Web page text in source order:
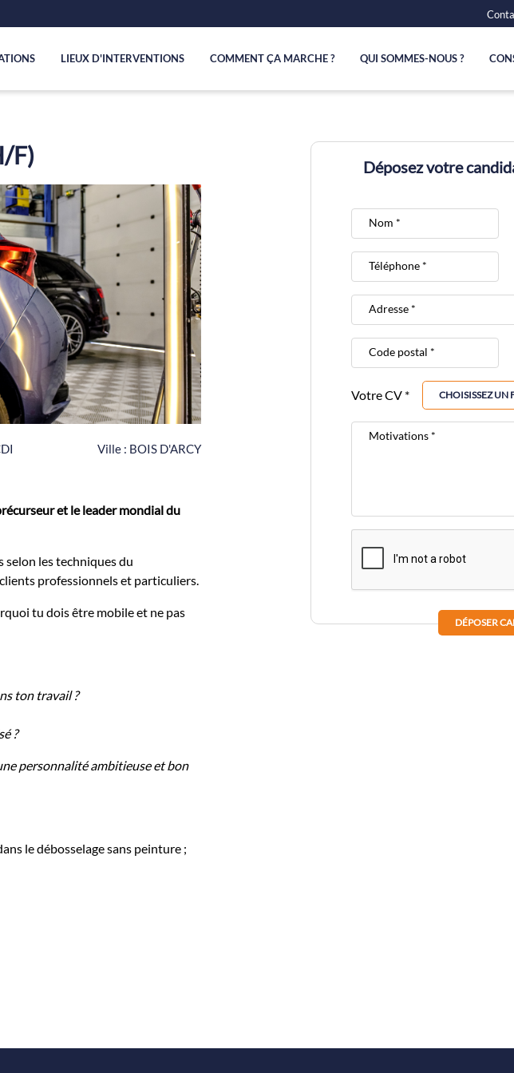
LIEUX D'INTERVENTIONS COMMENT ÇA MARCHE ? QUI SOMMES-NOUS ?
F)
Ville : BOIS D'ARCY
et le leader mondial du
les techniques du
professionnels et particuliers.
tu dois être mobile et ne pas
ton travail ?
?
personnalité ambitieuse et bon
le débosselage sans peinture ;
Déposez votre
Nom *
Téléphone *
Adresse *
Code postal *
Votre CV * CHOISISSEZ UN
Motivations *
DÉPOSER